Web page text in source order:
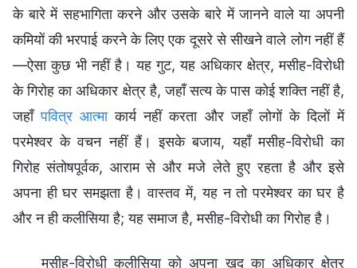
के बारे में सहभागिता करने और उसके बारे में जानने वाले या अपनी
कमियों की भरपाई करने के लिए एक दूसरे से सीखने वाले लोग नहीं हैं
—ऐसा कुछ भी नहीं है। यह गुट, यह अधिकार क्षेत्र, मसीह-विरोधी
के गिरोह का अधिकार क्षेत्र है, जहाँ सत्य के पास कोई शक्ति नहीं है,
जहाँपवित्र आत्माकार्य नहीं करता और जहाँ लोगों के दिलों में
परमेश्वर के वचन नहीं हैं। इसके बजाय, यहाँ मसीह-विरोधी का
गिरोह संतोषपूर्वक, आराम से और मजे लेते हुए रहता है और इसे
अपना ही घर समझता है। वास्तव में, यह न तो परमेश्वर का घर है
और न ही कलीसिया है; यह समाज है, मसीह-विरोधी का गिरोह है।
मसीह-विरोधी कलीसिया को अपना खुद का अधिकार क्षेत्र